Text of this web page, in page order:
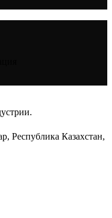
Республика Казахстан,